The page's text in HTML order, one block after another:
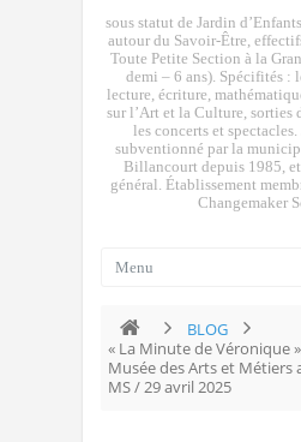
sous statut de Jardin
autour du Savoir-Être,
Toute Petite Section à la
demi – 6 ans). Spécifités :
lecture, écriture,
sur l’Art et la Culture, sorties
les concerts et
subventionné par la
Billancourt depuis 1985,
général. Établissement
Changemaker
BLOG
« La Minute de Véronique
Musée des Arts et Métiers
MS / 29 avril 2025